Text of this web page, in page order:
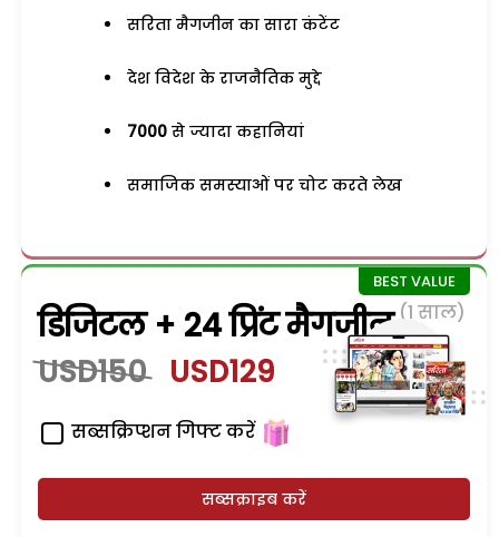
सरिता मैगजीन का सारा कंटेंट
देश विदेश के राजनैतिक मुद्दे
7000 से ज्यादा कहानियां
समाजिक समस्याओं पर चोट करते लेख
डिजिटल + 24 प्रिंट मैगजीन (1 साल)
USD150 USD129
सब्सक्रिप्शन गिफ्ट करें
सब्सक्राइब करें